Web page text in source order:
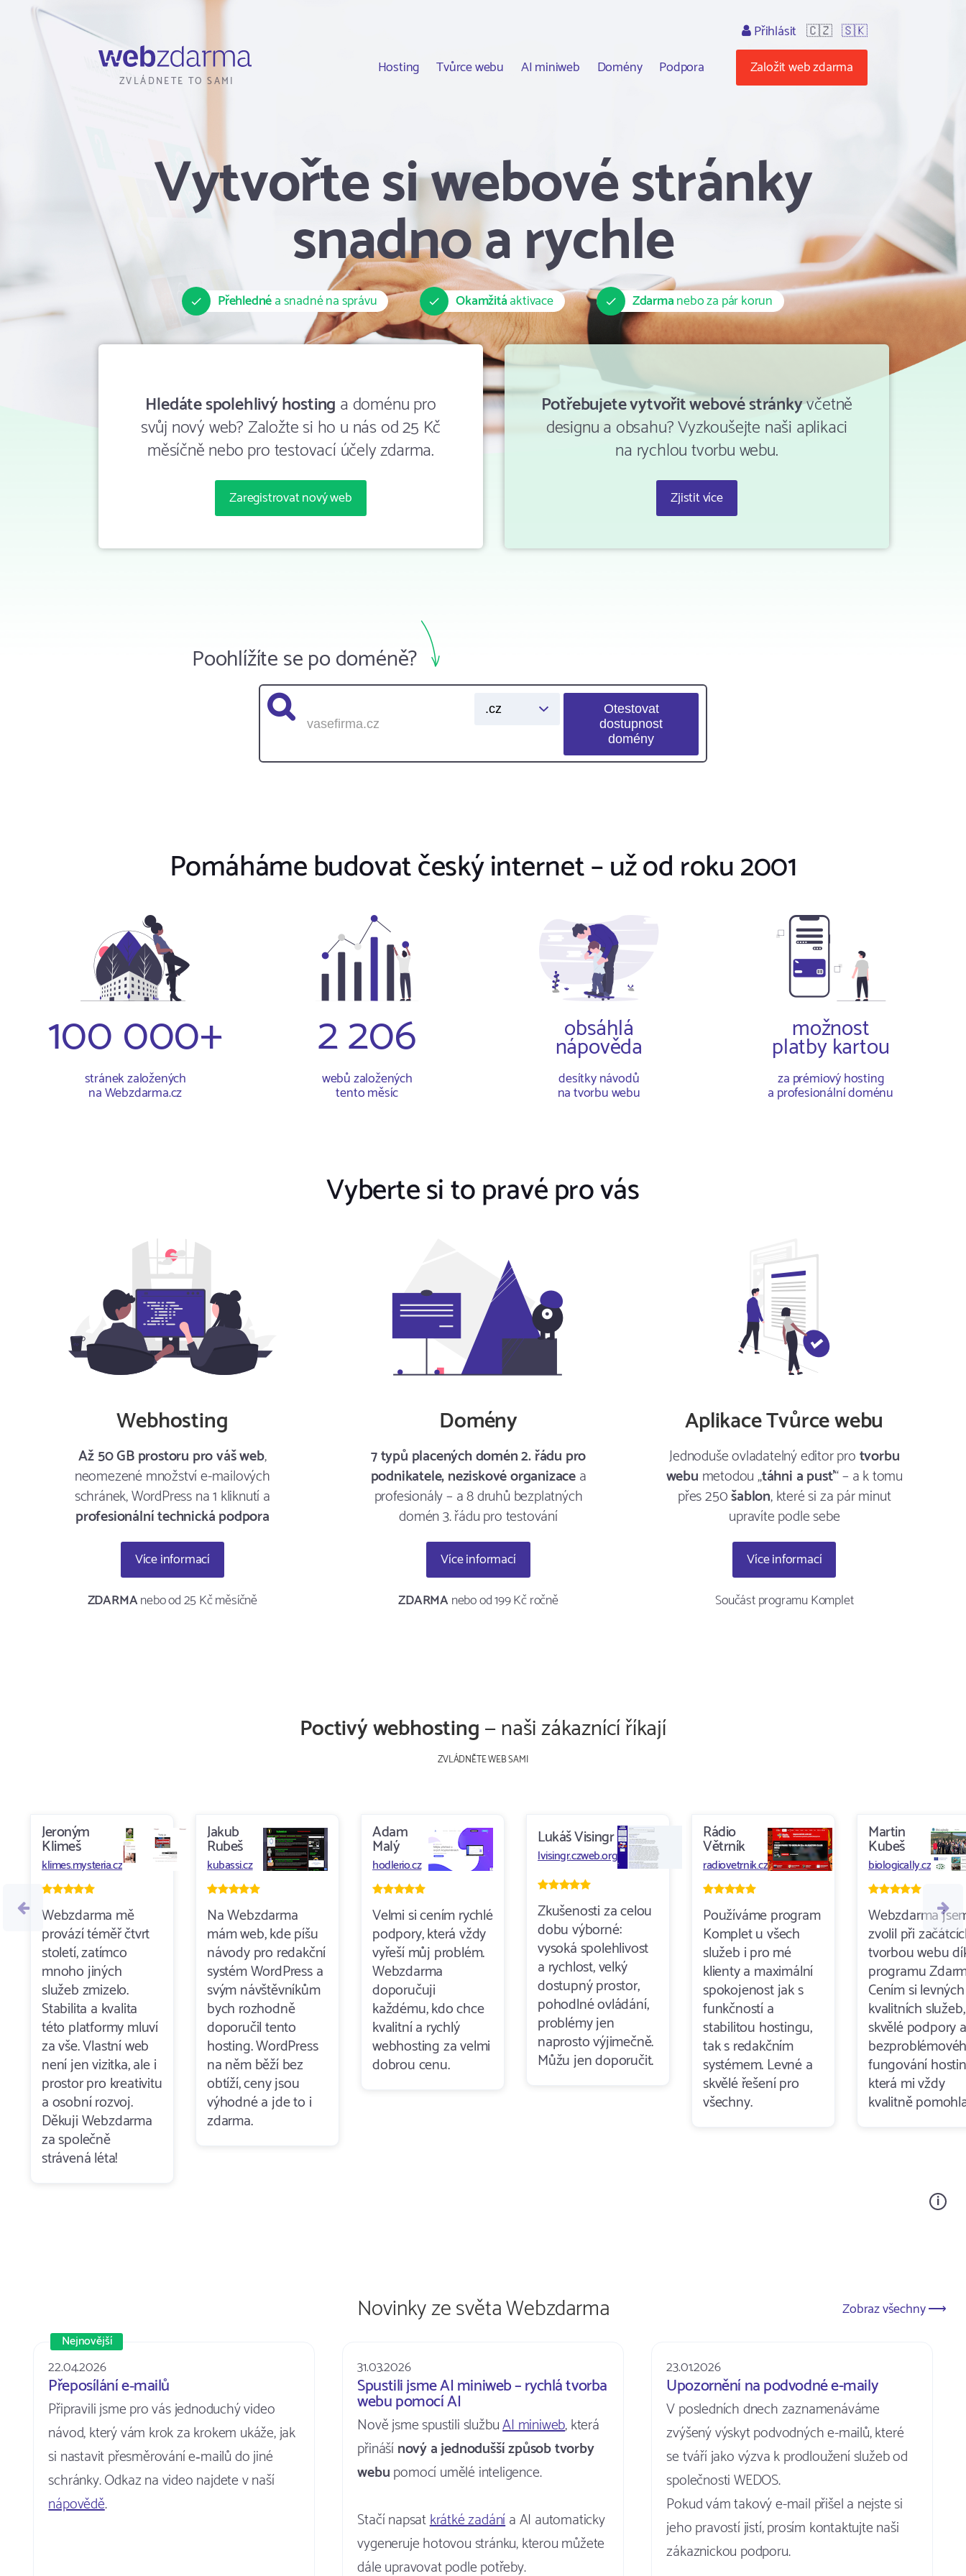
ZVLÁDNETE TO SAMI
Hosting Tvůrce webu AI miniweb Domény Podpora
Přihlásit 🇨🇿 🇸🇰
Založit web zdarma
Vytvořte si webové stránky
snadno a rychle
Přehlednéa snadné na správu Okamžitáaktivace Zdarmanebo za pár korun
Hledáte spolehlivý hosting a doménu pro
svůj nový web? Založte si ho u nás od 25 Kč
měsíčně nebo pro testovací účely zdarma.
Zaregistrovat nový web
Potřebujete vytvořit webové stránkyvčetně
designu a obsahu? Vyzkoušejte naši aplikaci
na rychlou tvorbu webu.
Zjistit více
Poohlížíte se po doméně?
Pomáháme budovat český internet – už od roku 2001
100 000+
stránek založených
na Webzdarma.cz
2 206
webů založených
tento měsíc
obsáhlá
nápověda
desítky návodů
na tvorbu webu
možnost
platby kartou
za prémiový hosting
a profesionální doménu
Vyberte si to pravé pro vás
Webhosting
Až 50 GB prostoru pro váš web,
neomezené množství e-mailových
schránek, WordPress na 1 kliknutí a
profesionální technická podpora
Více informací
ZDARMAnebo od 25 Kč měsíčně
Domény
7 typů placených domén 2. řádu pro
podnikatele, neziskové organizacea
profesionály – a 8 druhů bezplatných
domén 3. řádu pro testování
Více informací
ZDARMAnebo od 199 Kč ročně
Aplikace Tvůrce webu
Jednoduše ovladatelný editor protvorbu
webu metodou „táhni a pusť“ – a k tomu
přes 250šablon, které si za pár minut
upravíte podle sebe
Více informací
Součást programu Komplet
Poctivý webhosting— naši zákaznící říkají
ZVLÁDNĚTE WEB SAMI
Jeroným
Klimeš
klimes.mysteria.cz
Webzdarma mě
provází téměř čtvrt
století, zatímco
mnoho jiných
služeb zmizelo.
Stabilita a kvalita
této platformy mluví
za vše. Vlastní web
není jen vizitka, ale i
prostor pro kreativitu
a osobní rozvoj.
Děkuji Webzdarma
za společně
strávená léta!
Jakub
Rubeš
kubassi.cz
Na Webzdarma
mám web, kde píšu
návody pro redakční
systém WordPress a
svým návštěvníkům
bych rozhodně
doporučil tento
hosting. WordPress
na něm běží bez
obtíží, ceny jsou
výhodné a jde to i
zdarma.
Adam
Malý
hodlerio.cz
Velmi si cením rychlé
podpory, která vždy
vyřeší můj problém.
Webzdarma
doporučuji
každému, kdo chce
kvalitní a rychlý
webhosting za velmi
dobrou cenu.
Lukáš Visingr
lvisingr.czweb.org
Zkušenosti za celou
dobu výborné:
vysoká spolehlivost
a rychlost, velký
dostupný prostor,
pohodlné ovládání,
problémy jen
naprosto výjimečně.
Můžu jen doporučit.
Rádio
Větrník
radiovetrnik.cz
Používáme program
Komplet u všech
služeb i pro mé
klienty a maximální
spokojenost jak s
funkčností a
stabilitou hostingu,
tak s redakčním
systémem. Levné a
skvělé řešení pro
všechny.
Martin
Kubeš
biologically.cz
Webzdarma
zvolil při
tvorbou webu
programu
Cením si
kvalitních služeb,
skvělé podpory a
fungování
která mi vždy
kvalitně
Novinky ze světa Webzdarma Zobraz všechny ⟶
Nejnovější
22.04.2026
Přeposílání e‑mailů
Připravili jsme pro vás jednoduchý video
návod, který vám krok za krokem ukáže, jak
si nastavit přesměrování e‑mailů do jiné
schránky. Odkaz na video najdete v naší
nápovědě.
31.03.2026
Spustili jsme AI miniweb – rychlá tvorba
webu pomocí AI
Nově jsme spustili službuAI miniweb, která
přinášínový a jednodušší způsob tvorby
webupomocí umělé inteligence.
Stačí napsatkrátké zadánía AI automaticky
vygeneruje hotovou stránku, kterou můžete
dále upravovat podle potřeby.
23.01.2026
Upozornění na podvodné e-maily
V posledních dnech zaznamenáváme
zvýšený výskyt podvodných e-mailů, které
se tváří jako výzva k prodloužení služeb od
společnosti WEDOS.
Pokud vám takový e-mail přišel a nejste si
jeho pravostí jistí, prosím kontaktujte naši
zákaznickou podporu.